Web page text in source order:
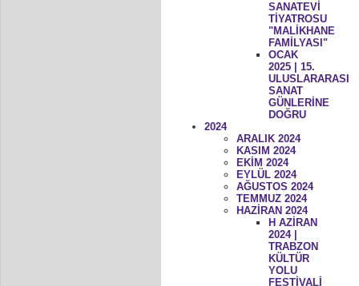
SANATEVİ
TİYATROSU
"MALİKHANE
FAMİLYASI"
OCAK
2025 | 15.
ULUSLARARASI
SANAT
GÜNLERİNE
DOĞRU
2024
ARALIK 2024
KASIM 2024
EKİM 2024
EYLÜL 2024
AĞUSTOS 2024
TEMMUZ 2024
HAZİRAN 2024
H AZİRAN
2024 |
TRABZON
KÜLTÜR
YOLU
FESTİVALİ